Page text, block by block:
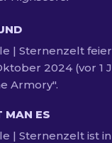
| Sternenzelt
2024 (vor 1
Armory".
MAN ES
| Sternenzelt ist